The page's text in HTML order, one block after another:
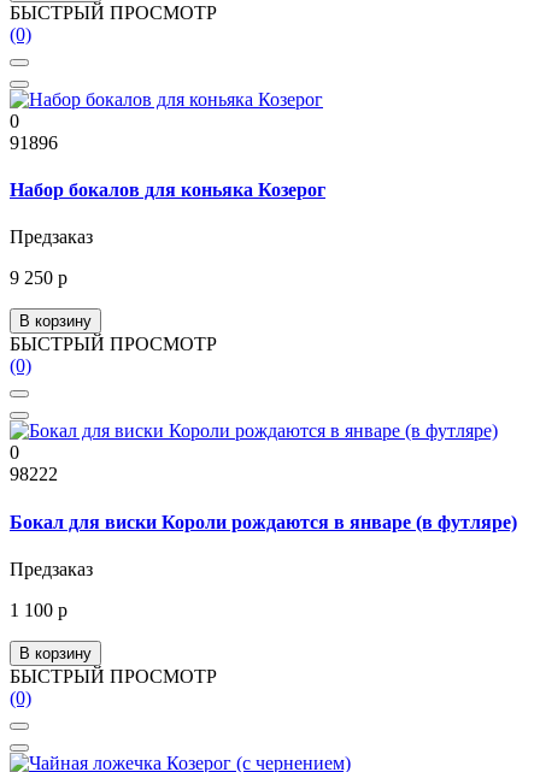
БЫСТРЫЙ ПРОСМОТР
(0)
0
91896
Набор бокалов для коньяка Козерог
Предзаказ
9 250 р
В корзину
БЫСТРЫЙ ПРОСМОТР
(0)
0
98222
Бокал для виски Короли рождаются в январе (в футляре)
Предзаказ
1 100 р
В корзину
БЫСТРЫЙ ПРОСМОТР
(0)